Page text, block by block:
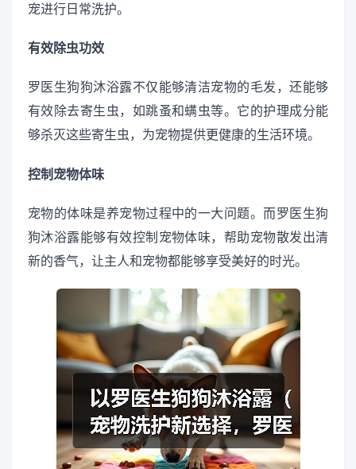
宠进行日常洗护。
有效除虫功效
罗医生狗狗沐浴露不仅能够清洁宠物的毛发，还能够
有效除去寄生虫，如跳蚤和螨虫等。它的护理成分能
够杀灭这些寄生虫，为宠物提供更健康的生活环境。
控制宠物体味
宠物的体味是养宠物过程中的一大问题。而罗医生狗
狗沐浴露能够有效控制宠物体味，帮助宠物散发出清
新的香气，让主人和宠物都能够享受美好的时光。